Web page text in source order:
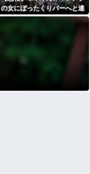
の女にぼったくりバーへと連
れていかれる⇒ｗｗｗ